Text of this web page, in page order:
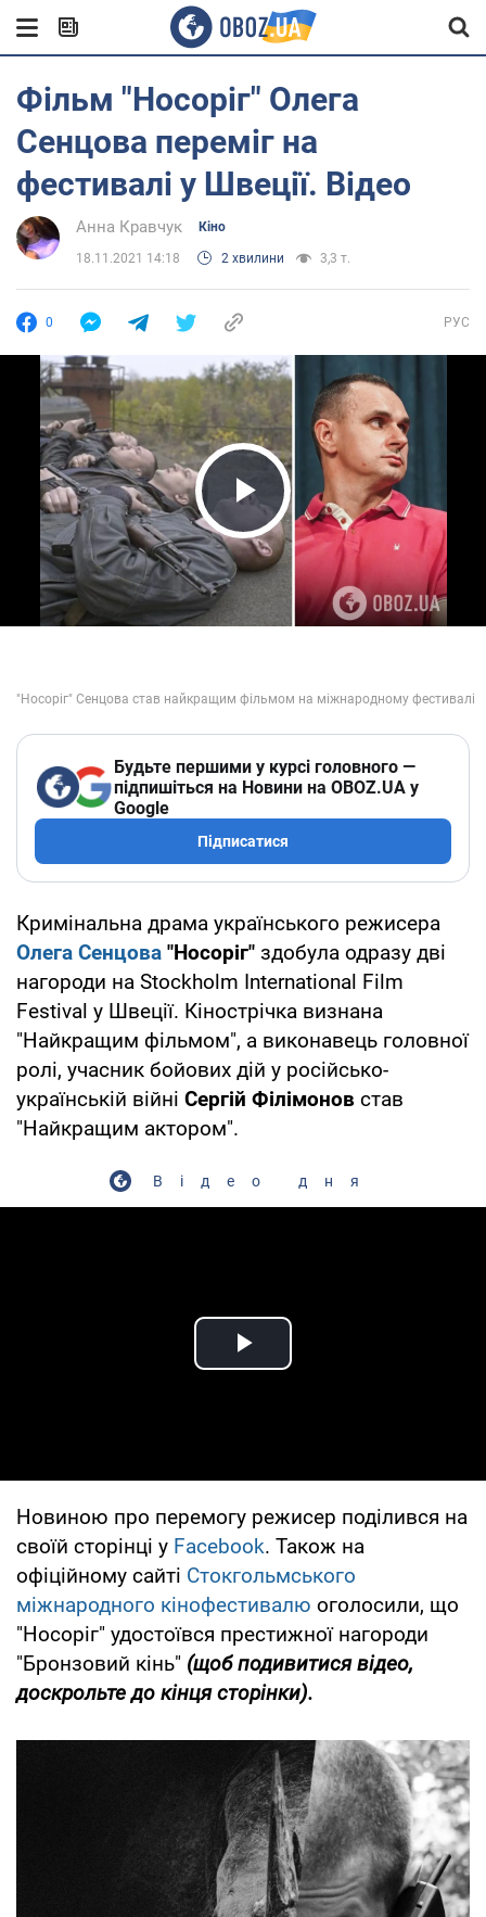
Фільм "Носоріг" Олега
Сенцова переміг на
фестивалі у Швеції. Відео
Анна Кравчук Кіно
18.11.2021 14:18 2 хвилини 3,3 т.
0 РУС
Play Video
Будьте першими у курсі головного —
підпишіться на Новини на OBOZ.UA у
Google
Підписатися
Кримінальна драма українського режисера
Олега Сенцова "Носоріг" здобула одразу дві
нагороди на Stockholm International Film
Festival у Швеції. Кінострічка визнана
"Найкращим фільмом", а виконавець головної
ролі, учасник бойових дій у російсько-
українській війні Сергій Філімонов став
"Найкращим актором".
Відео дня
Play Video
Новиною про перемогу режисер поділився на
своїй сторінці у Facebook. Також на
офіційному сайті Стокгольмського
міжнародного кінофестивалю оголосили, що
"Носоріг" удостоївся престижної нагороди
"Бронзовий кінь" (щоб подивитися відео,
доскрольте до кінця сторінки).